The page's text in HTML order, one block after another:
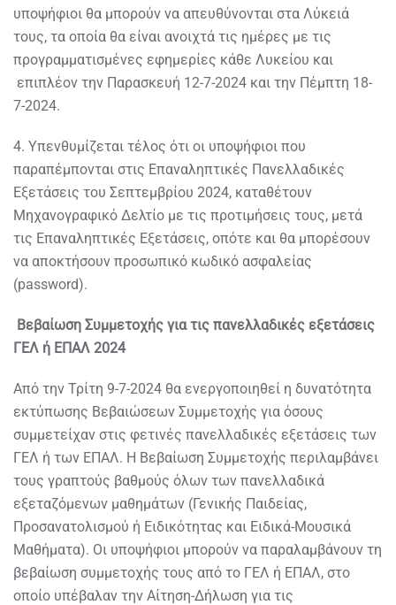
υποψήφιοι θα μπορούν να απευθύνονται στα Λύκειά
τους, τα οποία θα είναι ανοιχτά τις ημέρες με τις
προγραμματισμένες εφημερίες κάθε Λυκείου και
επιπλέον την Παρασκευή 12-7-2024 και την Πέμπτη 18-
7-2024.
4. Υπενθυμίζεται τέλος ότι οι υποψήφιοι που
παραπέμπονται στις Επαναληπτικές Πανελλαδικές
Εξετάσεις του Σεπτεμβρίου 2024, καταθέτουν
Μηχανογραφικό Δελτίο με τις προτιμήσεις τους, μετά
τις Επαναληπτικές Εξετάσεις, οπότε και θα μπορέσουν
να αποκτήσουν προσωπικό κωδικό ασφαλείας
(password).
Βεβαίωση Συμμετοχής για τις πανελλαδικές εξετάσεις
ΓΕΛ ή ΕΠΑΛ 2024
Από την Τρίτη 9-7-2024 θα ενεργοποιηθεί η δυνατότητα
εκτύπωσης Βεβαιώσεων Συμμετοχής για όσους
συμμετείχαν στις φετινές πανελλαδικές εξετάσεις των
ΓΕΛ ή των ΕΠΑΛ. Η Βεβαίωση Συμμετοχής περιλαμβάνει
τους γραπτούς βαθμούς όλων των πανελλαδικά
εξεταζόμενων μαθημάτων (Γενικής Παιδείας,
Προσανατολισμού ή Ειδικότητας και Ειδικά-Μουσικά
Μαθήματα). Οι υποψήφιοι μπορούν να παραλαμβάνουν τη
βεβαίωση συμμετοχής τους από το ΓΕΛ ή ΕΠΑΛ, στο
οποίο υπέβαλαν την Αίτηση-Δήλωση για τις